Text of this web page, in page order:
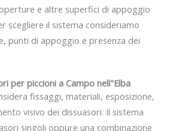
e altre superfici di appoggio
scegliere il sistema consideriamo
punti di appoggio e presenza dei
per piccioni a Campo nell"Elba
fissaggi, materiali, esposizione,
visivo dei dissuasori. Il sistema
singoli oppure una combinazione